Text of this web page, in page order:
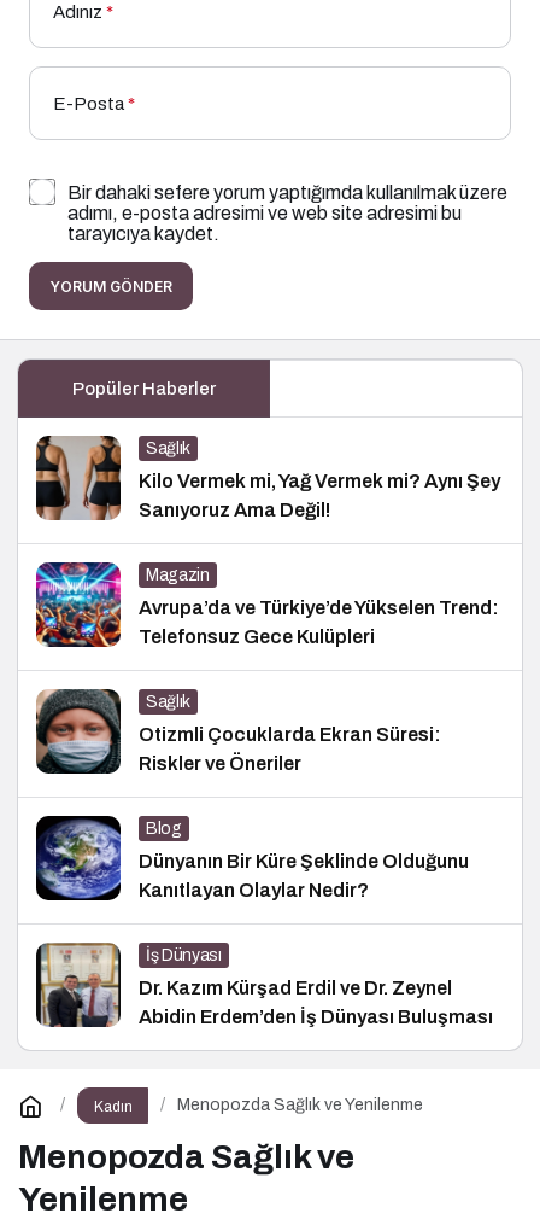
Adınız *
E-Posta*
Bir dahaki sefere yorum yaptığımda kullanılmak üzere
adımı, e-posta adresimi ve web site adresimi bu
tarayıcıya kaydet.
YORUM GÖNDER
Popüler Haberler
Sağlık
Kilo Vermek mi, Yağ Vermek mi? Aynı Şey
Sanıyoruz Ama Değil!
Magazin
Avrupa’da ve Türkiye’de Yükselen Trend:
Telefonsuz Gece Kulüpleri
Sağlık
Otizmli Çocuklarda Ekran Süresi:
Riskler ve Öneriler
Blog
Dünyanın Bir Küre Şeklinde Olduğunu
Kanıtlayan Olaylar Nedir?
İş Dünyası
Dr. Kazım Kürşad Erdil ve Dr. Zeynel
Abidin Erdem’den İş Dünyası Buluşması
Kadın Menopozda Sağlık ve Yenilenme
Menopozda Sağlık ve
Yenilenme